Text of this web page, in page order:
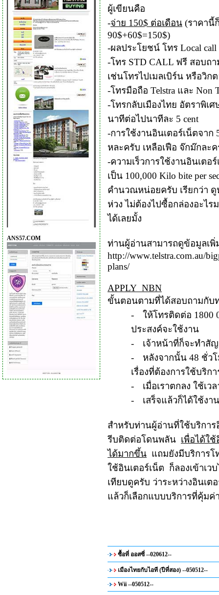
ANS57.COM
ผู้เขียนคือ
-จ่าย 150$ ต่อเดือน (ราคานี้
90$+60$=150$)
-ผลประโยชน์ โทร Local call
-โทร STD CALL ฟรี สอบถ
เช่นโทรไปเมลเบิร์น หรือวิก
-โทรมือถือ Telstra และ Non
-โทรกลับเมืองไทย อัตราพิเศ
นาทีต่อไปนาทีละ 5 cent
-การใช้งานอินเตอร์เน็ตจาก
หละครับ เหลือเฟือ จ๊กม๊กละ
-ความเร็วการใช้งานอินเตอ
เป็น 100,000 Kilo bite per
คำนวณหน่อยครับ เรียกว่า
ห่วง ไม่ต้องไปซื้อกล่องอะไร
ได้เลยมั้ง
ท่านผู้อ่านสามารถดูข้อมูลเพิ่
http://www.telstra.com.au/
plans/
APPLY NBN
ขั้นตอนตามที่ได้สอบถามกับ
-
ให้โทรติดต่อ 1800
ประสงค์จะใช้งาน
-
เจ้าหน้าที่ก็จะทำสั
-
หลังจากนั้น 48 ชั่ว
เรื่องที่ต้องการใช้บริก
-
เมื่อเราตกลง ใช้เ
-
เสร็จแล้วก็ได้ใช้ง
สำหรับท่านผู้อ่านที่ใช้บริการ
รีบติดต่อโดนพลัน เพื่อได้ใช้
ได้มากขึ้น แถมยังมีบริการโ
ใช้อินเตอร์เน็ต ก็ลองเข้าเ
เทียบดูครับ ว่าระหว่างอินเต
แล้วก็เลือกแบบบริการที่คุ้มค่
ซื้อที่ ออสซี่ --020612--
เมืองไทยกับไอที (ปีที่สอง) --050512--
Wii --050512--